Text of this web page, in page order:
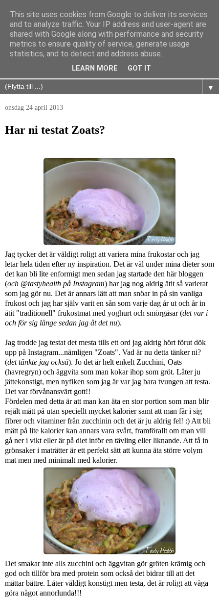
▼
onsdag 24 april 2013
Har ni testat Zoats?
Jag tycker det är väldigt roligt att variera mina frukostar och jag
letar hela tiden efter ny inspiration. Det är väl under mina dieter som
det kan bli lite enformigt men sedan jag startade den här bloggen
(och @tastyhealth på Instagram) har jag nog aldrig ätit så varierat
som jag gör nu. Det är annars lätt att man snöar in på sin vanliga
frukost och jag har själv varit en sån som varje dag år ut och år in
ätit "traditionell" frukostmat med yoghurt och smörgåsar (det var i
och för sig länge sedan jag åt det nu).
Jag trodde jag testat det mesta tills ett ord jag aldrig hört förut dök
upp på Instagram...nämligen "Zoats". Vad är nu detta tänker ni?
(det tänkte jag också). Jo det är helt enkelt Zucchini, Oats
(havregryn) och äggvita som man kokar ihop som gröt. Låter ju
jättekonstigt, men nyfiken som jag är var jag bara tvungen att testa.
Det var förvånansvärt gott!!
Fördelen med detta är att man kan äta en stor portion som man blir
rejält mätt på utan speciellt mycket kalorier samt att man får i sig
fibrer och vitaminer från zucchinin och det är ju aldrig fel! :) Att bli
mätt på lite kalorier kan annars vara svårt, framförallt om man vill
gå ner i vikt eller är på diet inför en tävling eller liknande. Att få in
grönsaker i maträtter är ett perfekt sätt att kunna äta större volym
mat men med minimalt med kalorier.
Det smakar inte alls zucchini och äggvitan gör gröten krämig och
god och tillför bra med protein som också det bidrar till att det
mättar bättre. Låter väldigt konstigt men testa, det är roligt att våga
göra något annorlunda!!!
This site uses cookies from Google to deliver its services
and to analyze traffic. Your IP address and user-agent are
shared with Google along with performance and security
metrics to ensure quality of service, generate usage
statistics, and to detect and address abuse.
LEARN MORE GOT IT